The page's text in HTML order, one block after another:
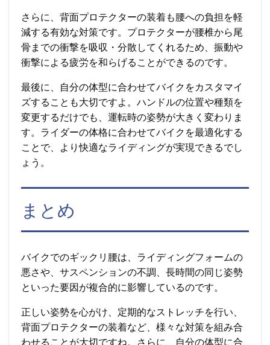
さらに、背面プロテクターの装着も腰への負担を軽
減する有効な対策です。プロテクターが腰椎から尾
骨までの衝撃を吸収・分散してくれるため、振動や
衝撃による疲労を和らげることができるのです。
最後に、自分の体型に合わせてバイクをカスタマイ
ズすることも大切ですよ。ハンドルの位置や種類を
変更するだけでも、運転時の姿勢が大きく変わりま
す。ライダーの体格に合わせてバイクを最適化する
ことで、より快適なライディングが実現できるでし
ょう。
まとめ
バイクでのギックリ腰は、ライディングフォームの
悪さや、サスペンションの不調、長時間の同じ姿勢
といった要因が複合的に影響しているのです。
正しい姿勢を心がけ、定期的なストレッチを行い、
背面プロテクターの装着など、様々な対策を組み合
わせることが大切ですね。さらに、自分の体型に合